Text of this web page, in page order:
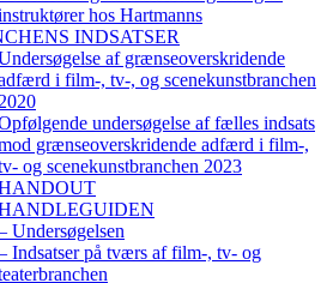
hos Hartmanns
INDSATSER
af grænseoverskridende
i film-, tv-, og scenekunstbranchen
2020
undersøgelse af fælles indsats
grænseoverskridende adfærd i film-,
og scenekunstbranchen 2023
Undersøgelsen
Indsatser på tværs af film-, tv- og